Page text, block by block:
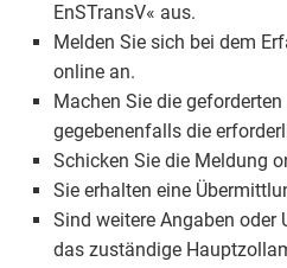
EnSTransV« aus.
Melden Sie sich bei dem
online an.
Machen Sie die
gegebenenfalls die
Schicken Sie die Meldung
Sie erhalten eine
Sind weitere Angaben oder
das zuständige